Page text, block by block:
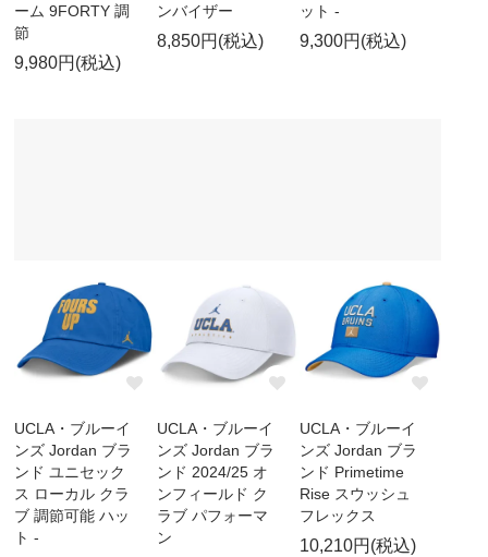
ーム 9FORTY 調
節
9,980円(税込)
ンバイザー
8,850円(税込)
ット -
9,300円(税込)
UCLA・ブルーイ
ンズ Jordan ブラ
ンド ユニセック
ス ローカル クラ
ブ 調節可能 ハッ
ト -
UCLA・ブルーイ
ンズ Jordan ブラ
ンド 2024/25 オ
ンフィールド ク
ラブ パフォーマ
ン
UCLA・ブルーイ
ンズ Jordan ブラ
ンド Primetime
Rise スウッシュ
フレックス
10,210円(税込)